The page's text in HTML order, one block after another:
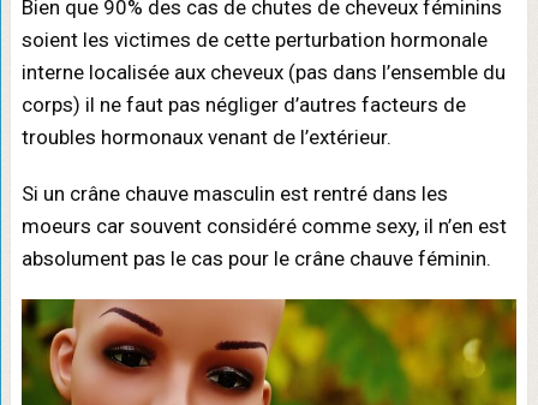
Bien que 90% des cas de chutes de cheveux féminins
soient les victimes de cette perturbation hormonale
interne localisée aux cheveux (pas dans l’ensemble du
corps) il ne faut pas négliger d’autres facteurs de
troubles hormonaux venant de l’extérieur.
Si un crâne chauve masculin est rentré dans les
moeurs car souvent considéré comme sexy, il n’en est
absolument pas le cas pour le crâne chauve féminin.